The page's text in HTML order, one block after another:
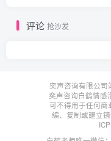
评论 抢沙发
奕声咨询有限公司
奕声咨询白鹤情感
可不得用于任何商
编、复制或建立